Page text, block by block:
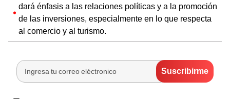
dará énfasis a las relaciones políticas y a la promoción
de las inversiones, especialmente en lo que respecta
al comercio y al turismo.